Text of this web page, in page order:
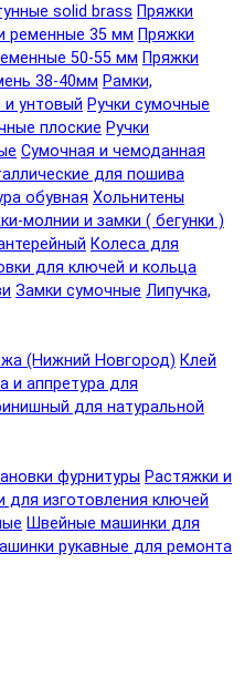
solid brass Пряжки
ременные 35 мм Пряжки
50-55 мм Пряжки
38-40мм Рамки,
и унтовый Ручки сумочные
плоские Ручки
Сумочная и чемоданная
для пошива
обувная Хольнитены
молнии и замки ( бегунки )
Колеса для
для ключей и кольца
Замки сумочные Липучка,
(Нижний Новгород) Клей
и аппретура для
для натуральной
фурнитуры Растяжки и
для изготовления ключей
Швейные машинки для
рукавные для ремонта